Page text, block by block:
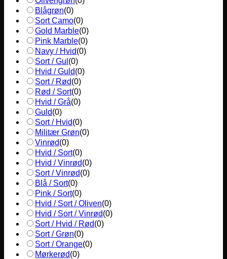
Blågrøn(0)
Sort Camo(0)
Gold Marble(0)
Pink Marble(0)
Navy / Hvid(0)
Sort / Gul (0)
Hvid / Guld(0)
Sort / Rød(0)
Rød / Sort(0)
Hvid / Grå(0)
Guld(0)
Sort / Hvid(0)
Militær Grøn(0)
Vinrød(0)
Hvid / Sort(0)
Hvid / Vinrød(0)
Sort / Vinrød(0)
Blå / Sort(0)
Pink / Sort(0)
Hvid / Sort / Oliven(0)
Hvid / Sort / Vinrød(0)
Sort / Hvid / Rød(0)
Sort / Grøn(0)
Sort / Orange(0)
Mørkerød(0)